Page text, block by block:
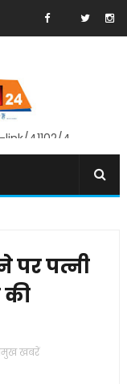
41102/4
पर पत्नी
की
खबरें